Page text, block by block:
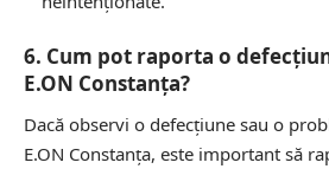
6. Cum pot raporta o
E.ON Constanța?
Dacă observi o defecțiune sau o
E.ON Constanța, este important să